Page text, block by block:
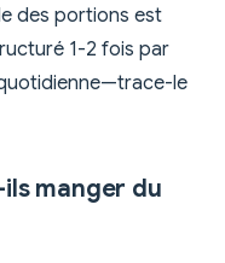
des portions est
1-2 fois par
le
manger du